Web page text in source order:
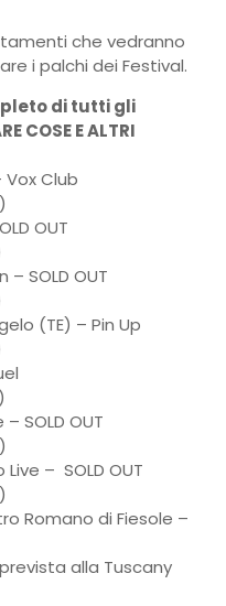
che vedranno
i palchi dei Festival.
di tutti gli
COSE E ALTRI
Club
OUT
– SOLD OUT
(TE) – Pin Up
SOLD OUT
– SOLD OUT
Romano di Fiesole –
alla Tuscany